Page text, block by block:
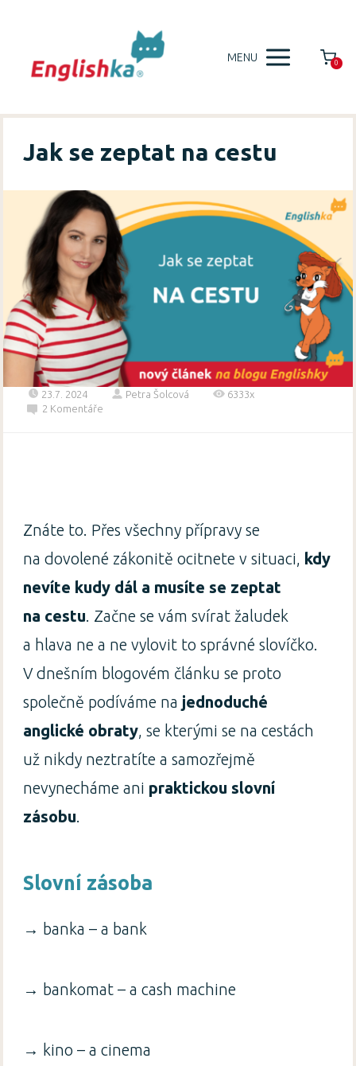
MENU 0
Jak se zeptat na cestu
23.7. 2024 Petra Šolcová
6333x
2 Komentáře
Znáte to. Přes všechny přípravy se
na dovolené zákonitě ocitnete v situaci, kdy
nevíte kudy dál a musíte se zeptat
na cestu . Začne se vám svírat žaludek
a hlava ne a ne vylovit to správné slovíčko.
V dnešním blogovém článku se proto
společně podíváme na jednoduché
anglické obraty , se kterými se na cestách
už nikdy neztratíte a samozřejmě
nevynecháme ani praktickou slovní
zásobu
Slovní zásoba
→ banka – a bank
→ bankomat – a cash machine
→ kino – a cinema